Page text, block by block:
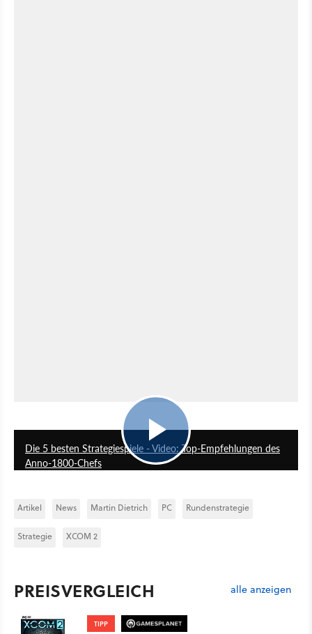
Die 5 besten Strategiespiele - Video: Top-Empfehlungen des
Anno-1800-Chefs
Artikel News Martin Dietrich PC Rundenstrategie
Strategie XCOM 2
PREISVERGLEICH alle anzeigen
TIPP